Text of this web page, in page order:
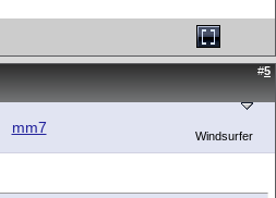
#5
mm7 Windsurfer